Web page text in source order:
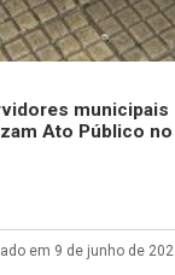
municipais
Ato Público
em 9 de junho de